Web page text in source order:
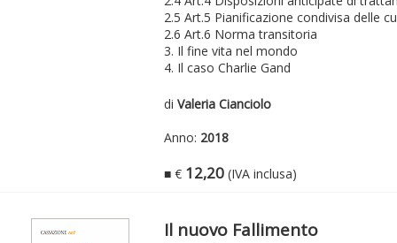
2.5 Art.5 Pianificazione condivisa delle
2.6 Art.6 Norma transitoria
3. Il fine vita nel mondo
4. Il caso Charlie Gand
di Valeria Cianciolo
Anno: 2018
■ € 12,20 (IVA inclusa)
Il nuovo Fallimento